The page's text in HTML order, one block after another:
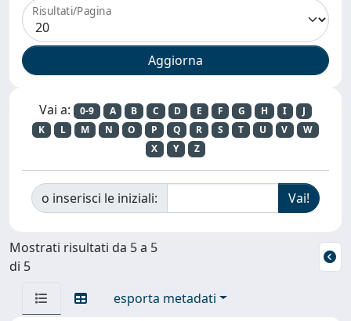
Risultati/Pagina
Vai a: 0-9 A B C D E F G H I
J
K
L M N O P Q R S T U V
W
X
Y Z
o inserisci le iniziali:
Mostrati risultati da 5 a 5
di 5
esporta metadati